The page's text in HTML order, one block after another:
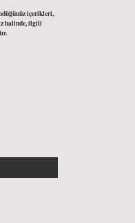
içerikleri,
halinde, ilgili